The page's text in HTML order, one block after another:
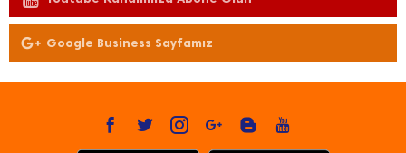
Google Business Sayfamız